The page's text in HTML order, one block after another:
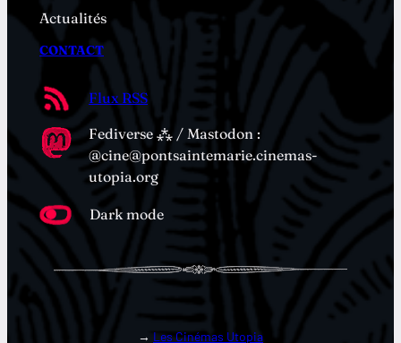
Actualités
CONTACT
Flux RSS
Fediverse ⁂ / Mastodon :
@cine@pontsaintemarie.cinemas-
utopia.org
Dark mode
→ Les Cinémas Utopia